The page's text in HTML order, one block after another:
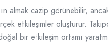
almak cazip görünebilir,
etkileşimler oluşturur.
bir etkileşim ortamı